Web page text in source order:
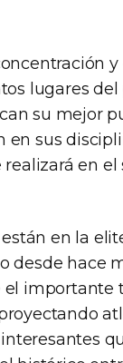
lugares
su mejor
en sus
en
en la
desde hace
importante